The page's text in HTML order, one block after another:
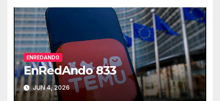
ENREDANDO
EnRedAndo 833
JUN 4, 2026